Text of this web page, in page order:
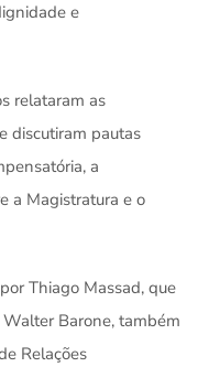
e
relataram as
discutiram pautas
a
a Magistratura e o
Thiago Massad, que
Barone, também
Relações